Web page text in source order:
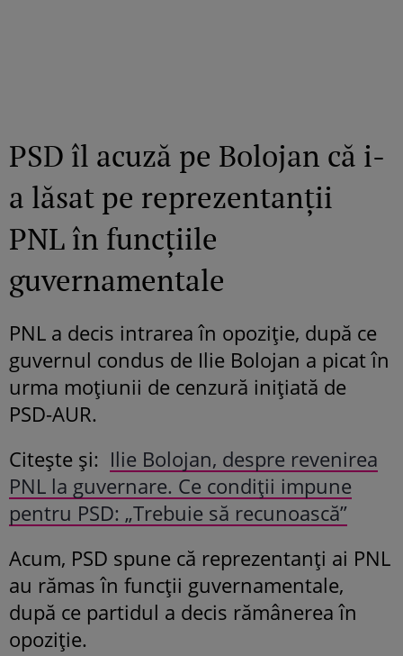
PSD îl acuză pe Bolojan că i-
a lăsat pe reprezentanții
PNL în funcțiile
guvernamentale
PNL a decis intrarea în opoziție, după ce
guvernul condus de Ilie Bolojan a picat în
urma moțiunii de cenzură inițiată de
PSD-AUR.
Citește și: Ilie Bolojan, despre revenirea
PNL la guvernare. Ce condiții impune
pentru PSD: „Trebuie să recunoască”
Acum, PSD spune că reprezentanți ai PNL
au rămas în funcții guvernamentale,
după ce partidul a decis rămânerea în
opoziție.